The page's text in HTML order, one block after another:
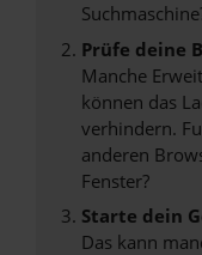
Prüfe deine
Manche
können das
verhindern.
anderen
Fenster?
Starte dein
Das kann